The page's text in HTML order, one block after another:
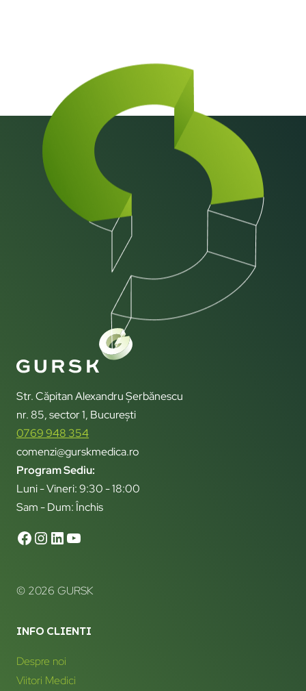
Str. Căpitan Alexandru Șerbănescu
nr. 85, sector 1, București
0769 948 354
comenzi@gurskmedica.ro
Program Sediu:
Luni - Vineri: 9:30 - 18:00
Sam - Dum: Închis
© 2026 GURSK
INFO CLIENTI
Despre noi
Viitori Medici